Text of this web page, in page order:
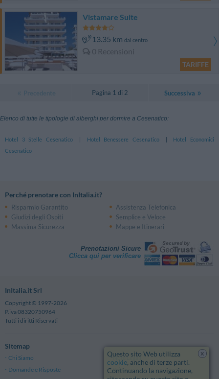
Vistamare Suite
13.35 km dal centro
0 Recensioni
TARIFFE
Pagina 1 di 2 Successiva
Elenco di tutte le tipologie di alberghi per dormire a Cesenatico:
Hotel 3 Stelle Cesenatico Hotel Benessere Cesenatico
Hotel Economici
Cesenatico
Perché prenotare con InItalia.it?
Risparmio Garantito
Assistenza Telefonica
Giudizi degli Ospiti
Semplice e Veloce
Massima Sicurezza
Mappe e Itinerari
Prenotazioni Sicure
Clicca qui per verificare
InItalia.it Srl
Copyright © 1997-2026
P.iva 08320750964
Tutti i diritti Riservati
Sitemap
Chi Siamo
Note Legali
Domande e Risposte
Privacy
x
Questo sito Web utilizza
cookie, anche di terze parti.
Continuando la navigazione,